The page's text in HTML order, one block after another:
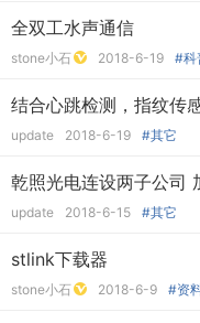
全双工水声通信
stone小石 2018-6-19 #科
结合心跳检测，指纹传
update 2018-6-19 #其它
乾照光电连设两子公司
update 2018-6-15 #其它
stlink下载器
stone小石 2018-6-9 #资